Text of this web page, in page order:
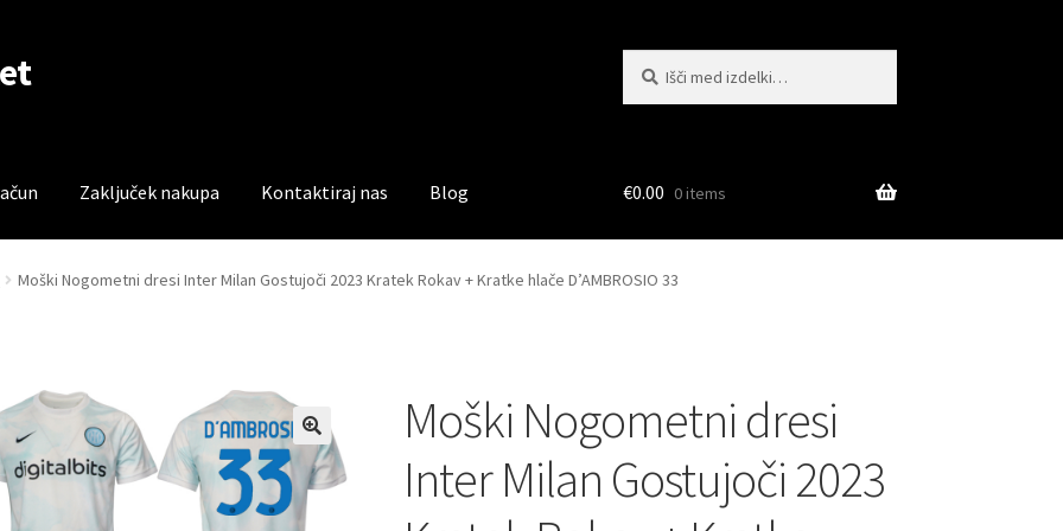
Zaključek nakupa Kontaktiraj nas Blog
Trgovina Zaključek nakupa
€0.00 0 items
Moški Nogometni dresi Inter Milan Gostujoči 2023 Kratek Rokav + Kratke hlače D’AMBROSIO 33
Moški Nogometni dresi
Inter Milan Gostujoči 2023